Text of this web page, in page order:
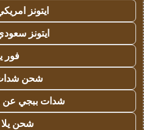
ايتونز
ايتونز
فور
شحن
شدات ببجي عن
شحن يلا